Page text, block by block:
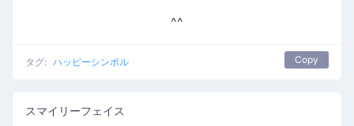
^^
タグ: ハッピーシンボル Copy
スマイリーフェイス